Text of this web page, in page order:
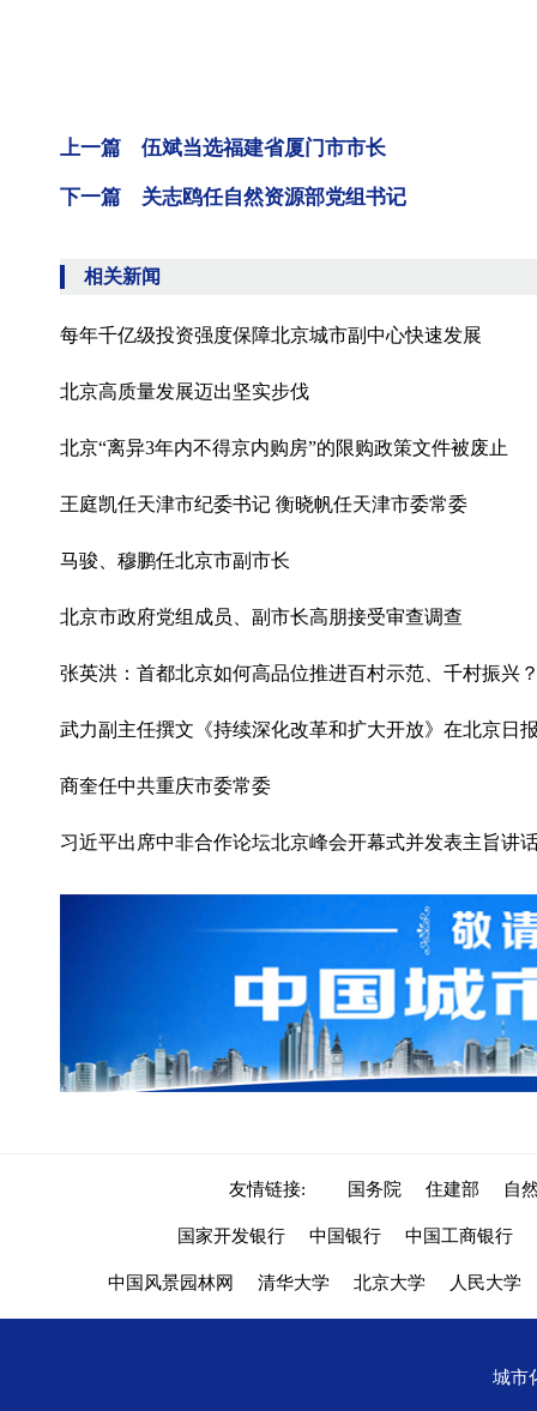
上一篇 伍斌当选福建省厦门市市长
下一篇 关志鸥任自然资源部党组书记
相关新闻
每年千亿级投资强度保障北京城市副中心快速发展
北京高质量发展迈出坚实步伐
北京“离异3年内不得京内购房”的限购政策文件被废止
王庭凯任天津市纪委书记 衡晓帆任天津市委常委
马骏、穆鹏任北京市副市长
北京市政府党组成员、副市长高朋接受审查调查
张英洪：​首都北京如何高品位推进百村示范、千村振兴
武力副主任撰文《持续深化改革和扩大开放》在北京日
商奎任中共重庆市委常委
习近平出席中非合作论坛北京峰会开幕式并发表主旨讲
友情链接: 国务院 住建部 自
国家开发银行 中国银行 中国工商银行
中国风景园林网 清华大学 北京大学 人民大学
城市